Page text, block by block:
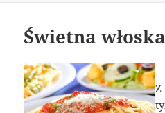
Świetna
Z